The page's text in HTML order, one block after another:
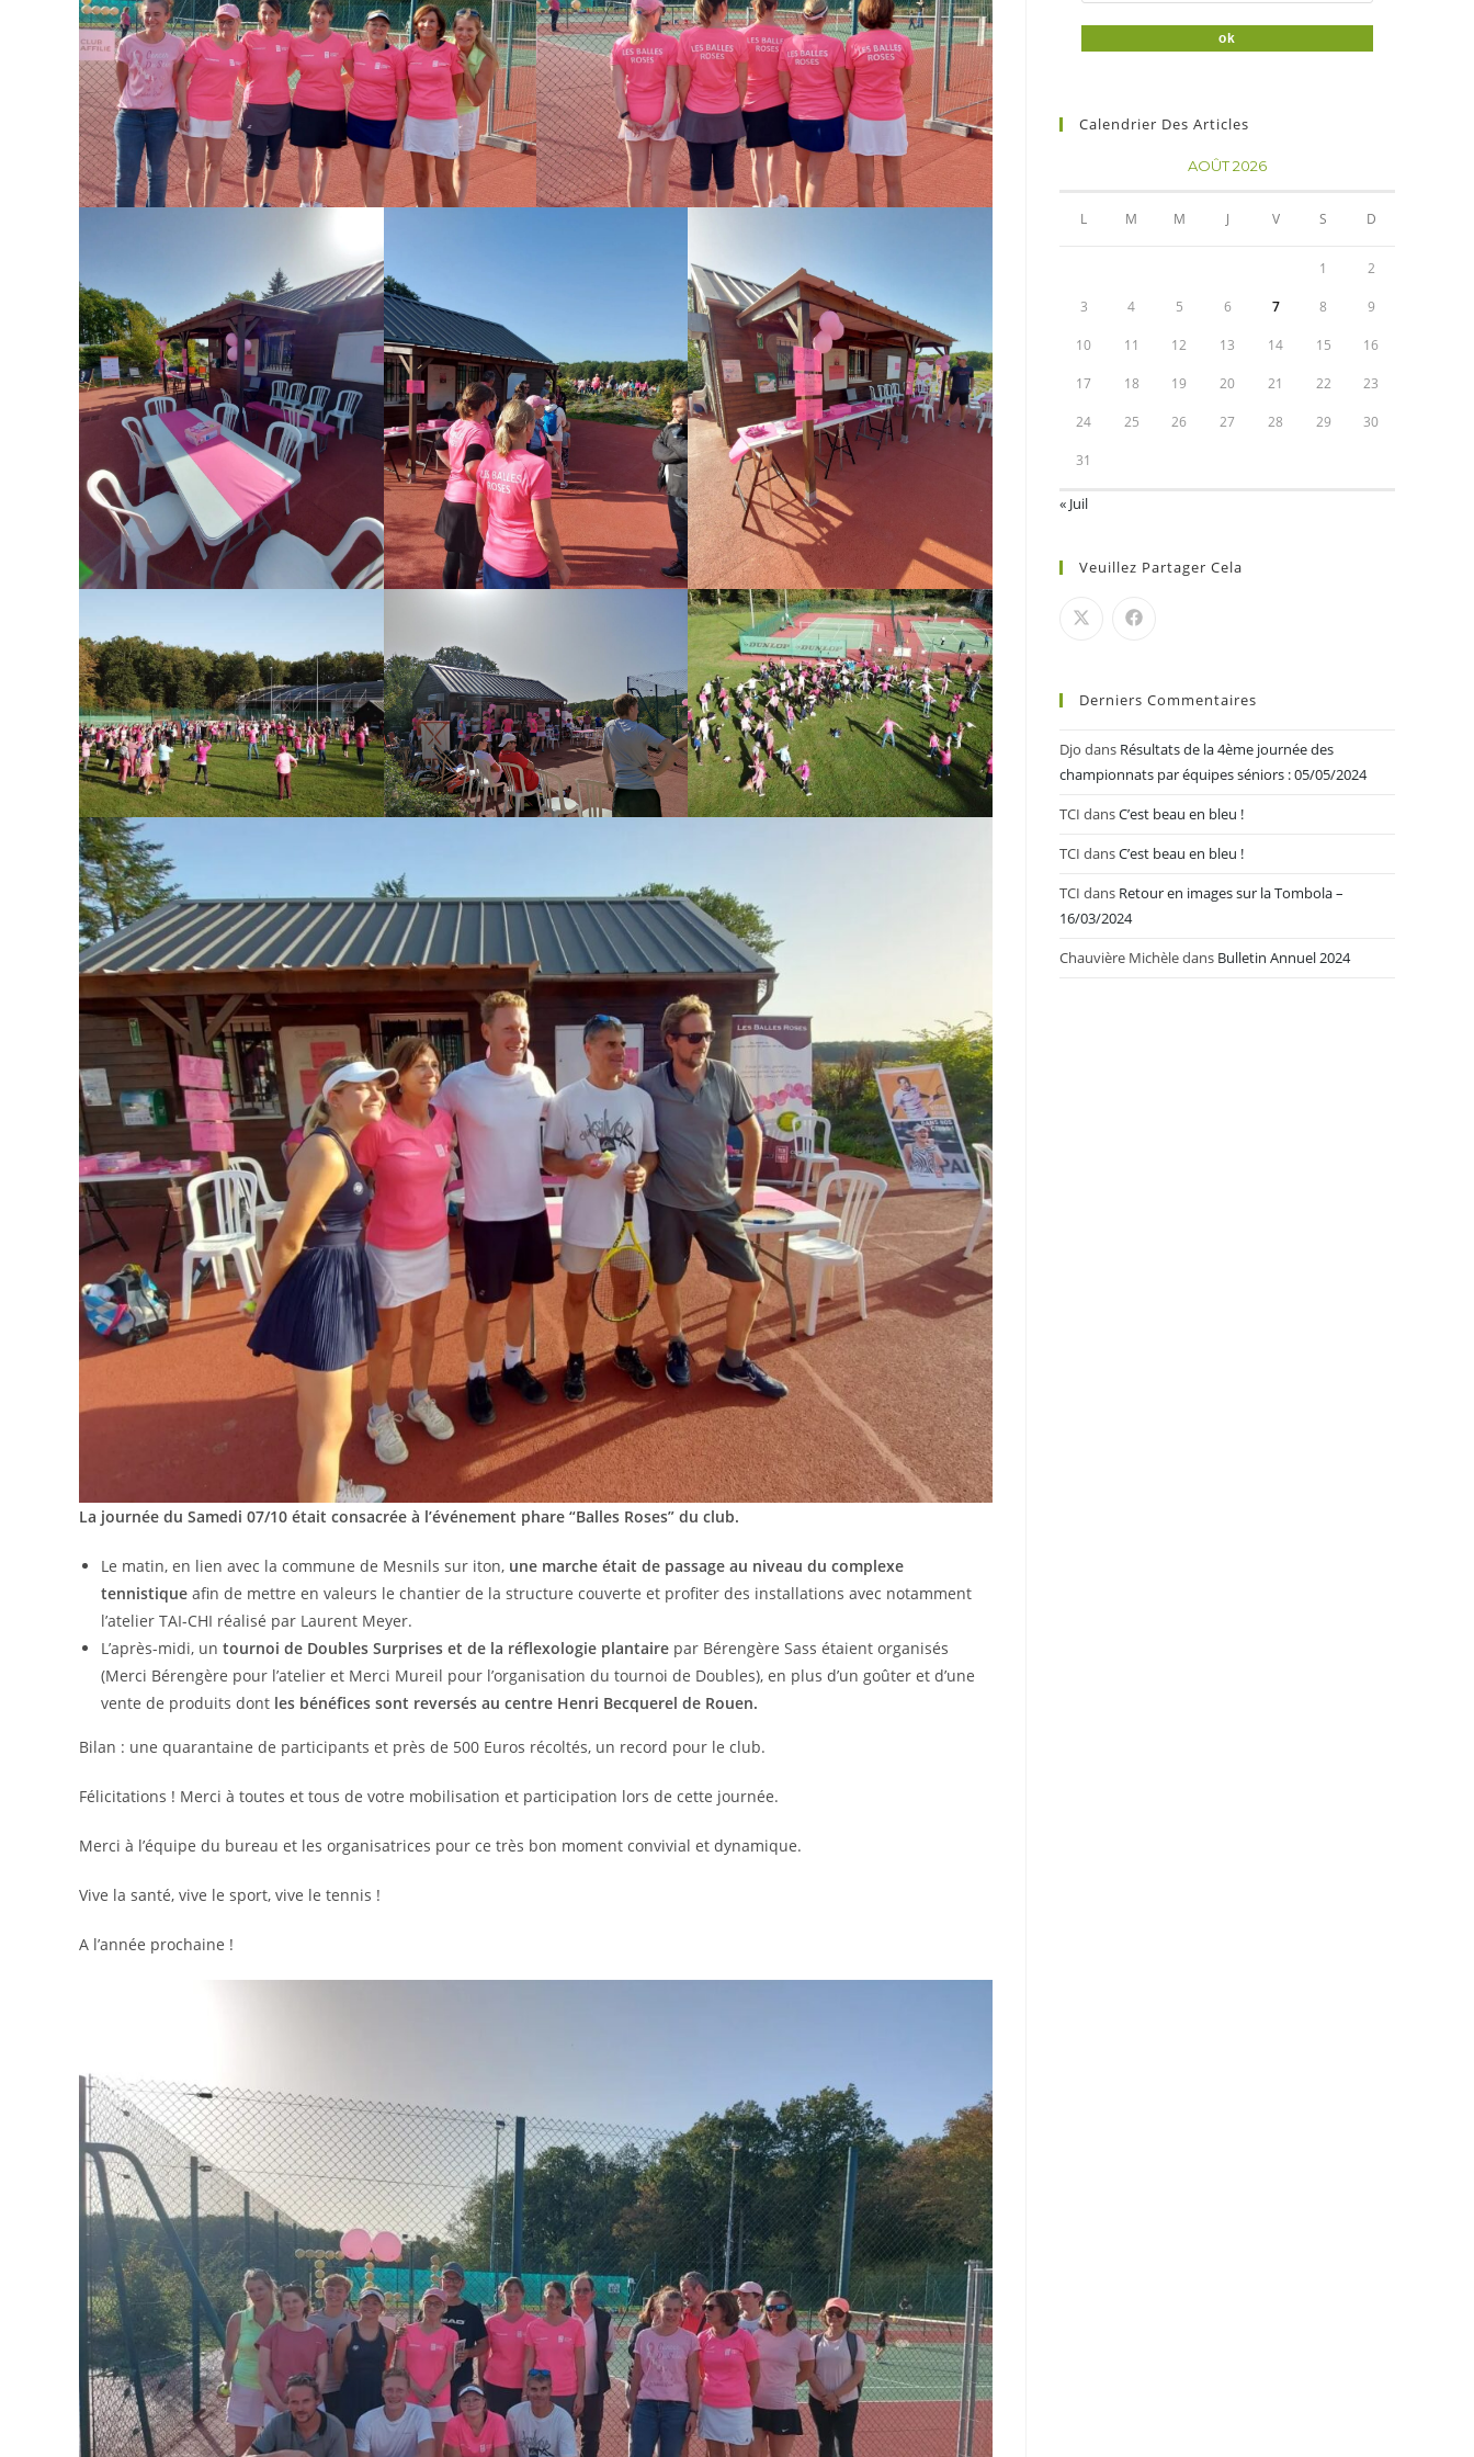
La journée du Samedi 07/10 était consacrée à l’événement phare “Balles Roses” du club.
Le matin, en lien avec la commune de Mesnils sur iton, une marche était de passage au niveau du complexe
tennistique afin de mettre en valeurs le chantier de la structure couverte et profiter des installations avec notamment
l’atelier TAI-CHI réalisé par Laurent Meyer.
L’après-midi, un tournoi de Doubles Surprises et de la réflexologie plantaire par Bérengère Sass étaient organisés
(Merci Bérengère pour l’atelier et Merci Mureil pour l’organisation du tournoi de Doubles), en plus d’un goûter et d’une
vente de produits dont les bénéfices sont reversés au centre Henri Becquerel de Rouen.
Bilan : une quarantaine de participants et près de 500 Euros récoltés, un record pour le club.
Félicitations ! Merci à toutes et tous de votre mobilisation et participation lors de cette journée.
Merci à l’équipe du bureau et les organisatrices pour ce très bon moment convivial et dynamique.
Vive la santé, vive le sport, vive le tennis !
A l’année prochaine !
Calendrier Des Articles
AOÛT 2026
L M M J V S D
1 2
3 4 5 6 7 8 9
10 11 12 13 14 15 16
17 18 19 20 21 22 23
24 25 26 27 28 29 30
31
« Juil
Veuillez Partager Cela
Derniers Commentaires
Djo dans Résultats de la 4ème journée des
championnats par équipes séniors : 05/05/2024
TCI dansC’est beau en bleu !
TCI dansC’est beau en bleu !
TCI dans Retour en images sur la Tombola –
16/03/2024
Chauvière Michèledans Bulletin Annuel 2024